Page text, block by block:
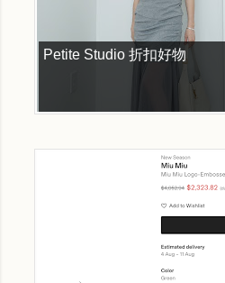
Petite Studio 折扣好物